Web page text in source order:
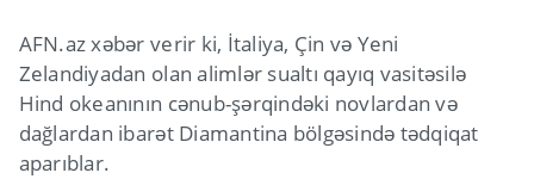
AFN.az xəbər verir ki, İtaliya, Çin və Yeni
Zelandiyadan olan alimlər sualtı qayıq vasitəsilə
Hind okeanının cənub-şərqindəki novlardan və
dağlardan ibarət Diamantina bölgəsində tədqiqat
aparıblar.